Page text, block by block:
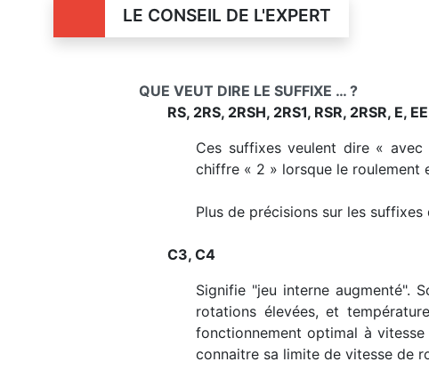
LE CONSEIL DE L'EXPERT
QUE VEUT DIRE LE SUFFIXE … ?
RS, 2RS, 2RSH, 2RS1, RSR, 2RSR, E,
Ces suffixes veulent dire « avec
chiffre « 2 » lorsque le roulement
Plus de précisions sur les
C3, C4
Signifie "jeu interne augmenté".
rotations élevées, et
fonctionnement optimal à
connaitre sa limite de vitesse de